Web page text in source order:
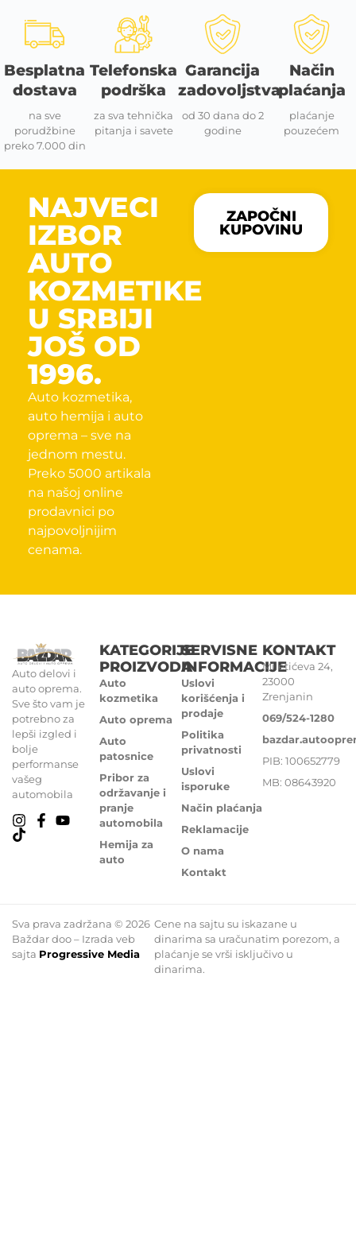
Besplatna
dostava
na sve
porudžbine
preko 7.000 din
Telefonska
podrška
za sva tehnička
pitanja i savete
Garancija
zadovoljstva
od 30 dana do 2
godine
Način
plaćanja
plaćanje
pouzećem
NAJVECI
IZBOR
AUTO
KOZMETIKE
U SRBIJI
JOŠ OD
1996.
Auto kozmetika,
auto hemija i auto
oprema – sve na
jednom mestu.
Preko 5000 artikala
na našoj online
prodavnici po
najpovoljnijim
cenama.
ZAPOČNI
KUPOVINU
Auto delovi i
auto oprema.
Sve što vam je
potrebno za
lepši izgled i
bolje
performanse
vašeg
automobila
KATEGORIJE
PROIZVODA
Auto
kozmetika
Auto oprema
Auto
patosnice
Pribor za
održavanje i
pranje
automobila
Hemija za
auto
SERVISNE
INFORMACIJE
Uslovi
korišćenja i
prodaje
Politika
privatnosti
Uslovi
isporuke
Način plaćanja
Reklamacije
O nama
Kontakt
KONTAKT
Miletićeva 24,
23000
Zrenjanin
069/524-1280
PIB: 100652779
MB: 08643920
Sva prava zadržana © 2026
Baždar doo – Izrada veb
sajta Progressive Media
Cene na sajtu su iskazane u
dinarima sa uračunatim porezom, a
plaćanje se vrši isključivo u
dinarima.